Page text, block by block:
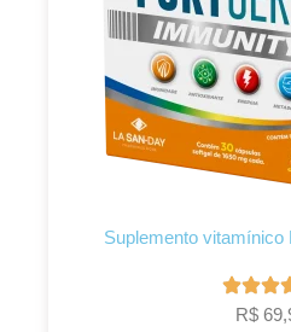
Suplemento vitamínico
R$